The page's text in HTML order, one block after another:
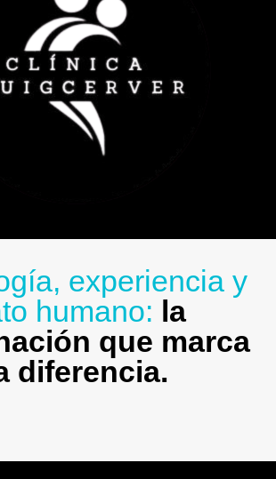
experiencia y
humano: la
que marca
diferencia.